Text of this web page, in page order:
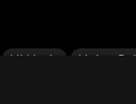
Hi Hania Hokus